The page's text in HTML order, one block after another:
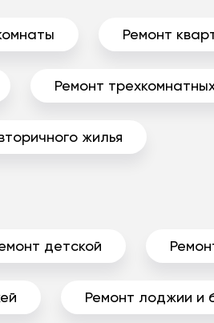
Ремонт
Ремонт
жилья
детской
Ремонт лоджии и